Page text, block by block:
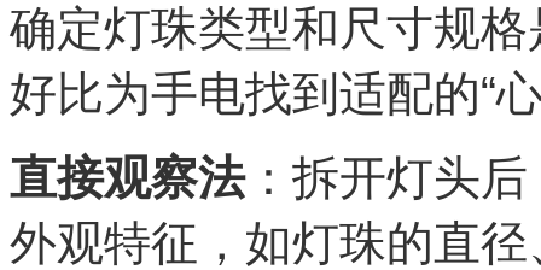
确定灯珠类型和尺寸规
好比为手电找到适配的“
直接观察法：拆开灯头
外观特征，如灯珠的直